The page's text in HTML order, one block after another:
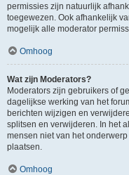
permissies zijn natuurlijk
toegewezen. Ook afhankelijk
mogelijk alle moderator
Omhoog
Wat zijn Moderators?
Moderators zijn gebruikers of
dagelijkse werking van het
berichten wijzigen en
splitsen en verwijderen. In het
mensen niet van het
plaatsen.
Omhoog